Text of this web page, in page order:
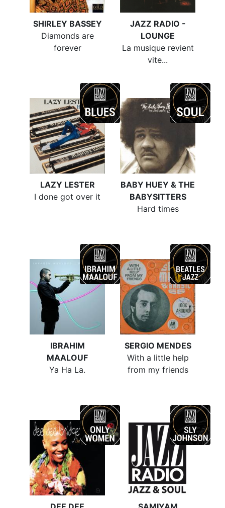
SHIRLEY BASSEY
Diamonds are
forever
JAZZ RADIO -
LOUNGE
La musique revient
vite...
LAZY LESTER
I done got over it
BABY HUEY & THE
BABYSITTERS
Hard times
IBRAHIM
MAALOUF
Ya Ha La.
SERGIO MENDES
With a little help
from my friends